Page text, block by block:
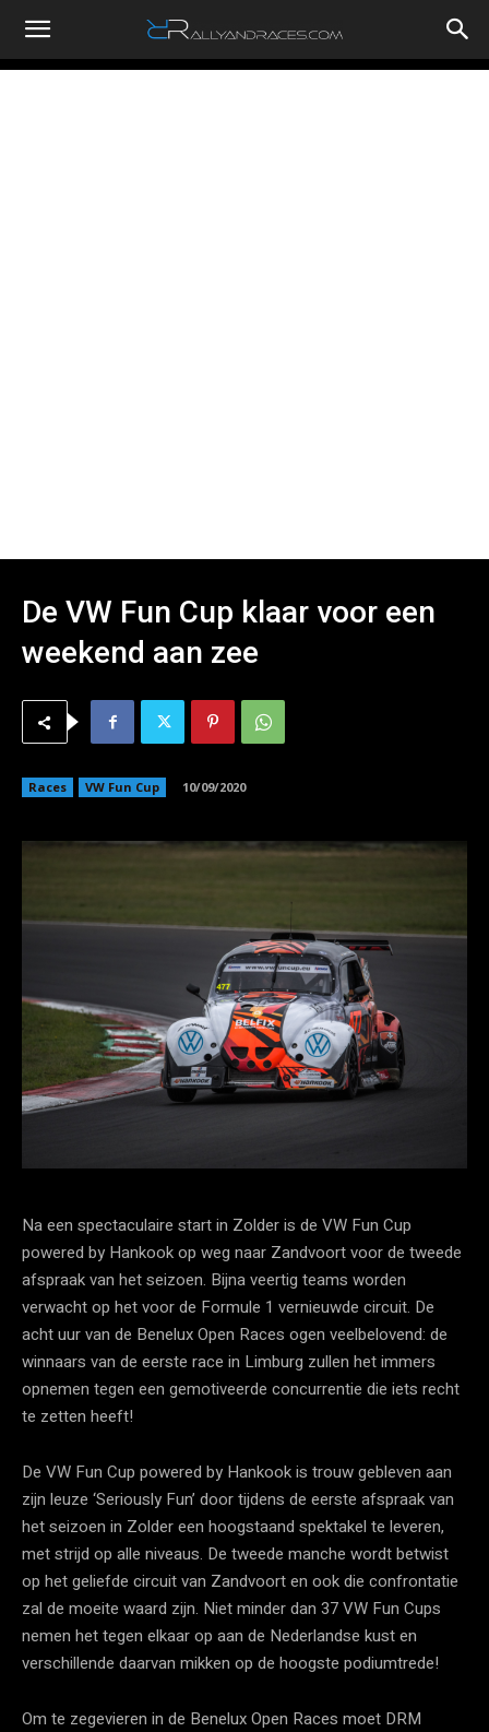
RallyandRaces.com
De VW Fun Cup klaar voor een
weekend aan zee
Races VW Fun Cup 10/09/2020
Na een spectaculaire start in Zolder is de VW Fun Cup
powered by Hankook op weg naar Zandvoort voor de tweede
afspraak van het seizoen. Bijna veertig teams worden
verwacht op het voor de Formule 1 vernieuwde circuit. De
acht uur van de Benelux Open Races ogen veelbelovend: de
winnaars van de eerste race in Limburg zullen het immers
opnemen tegen een gemotiveerde concurrentie die iets recht
te zetten heeft!
De VW Fun Cup powered by Hankook is trouw gebleven aan
zijn leuze ‘Seriously Fun’ door tijdens de eerste afspraak van
het seizoen in Zolder een hoogstaand spektakel te leveren,
met strijd op alle niveaus. De tweede manche wordt betwist
op het geliefde circuit van Zandvoort en ook die confrontatie
zal de moeite waard zijn. Niet minder dan 37 VW Fun Cups
nemen het tegen elkaar op aan de Nederlandse kust en
verschillende daarvan mikken op de hoogste podiumtrede!
Om te zegevieren in de Benelux Open Races moet DRM